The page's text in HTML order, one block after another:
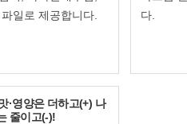
일로 제공합니다.
다.
·영양은 더하고(+) 나
줄이고(-)!